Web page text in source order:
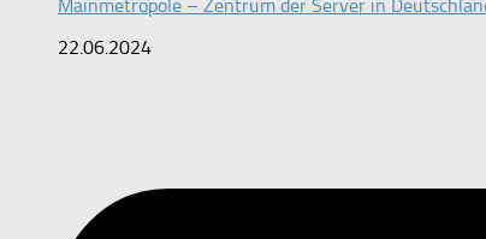
Mainmetropole – Zentrum der Server in
22.06.2024